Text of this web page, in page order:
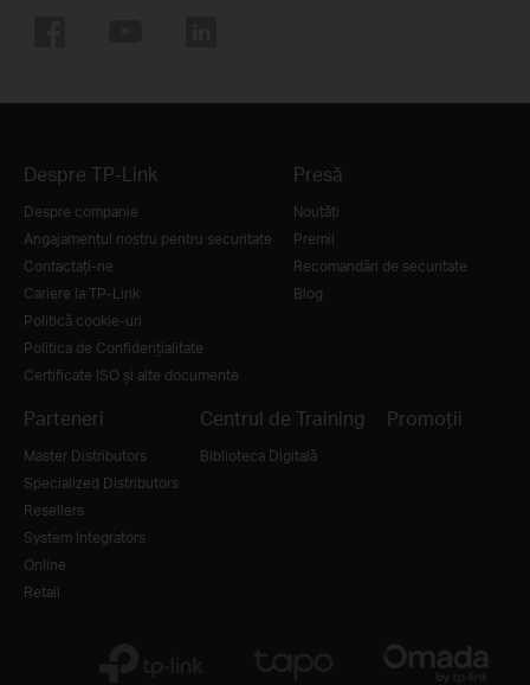
Despre TP-Link
Despre companie
Angajamentul nostru pentru securitate
Contactați-ne
Cariere la TP-Link
Politică cookie-uri
Politica de Confidențialitate
Certificate ISO și alte documente
Presă
Noutăţi
Premii
Recomandări de securitate
Blog
Parteneri
Master Distributors
Specialized Distributors
Resellers
System Integrators
Online
Retail
Centrul de Training
Biblioteca Digitală
Promoții